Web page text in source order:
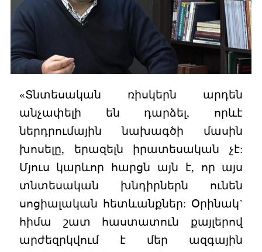
«Տնտեսական ռիսկերն արդեն
անչափելի են դարձել, որևէ
ներդրումային նախագծի մասին
խոսելը, երազելն իրատեսական չէ:
Մյուս կարևոր հարցն այն է, որ այս
տնտեսական խնդիրներն ունեն
սոցիալական հետևանքներ: Օրինակ`
հիմա շատ հաստատուն քայլերով
արժեզրկվում է մեր ազգային